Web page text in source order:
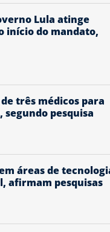
Lula atinge
início do mandato,
três médicos para
pesquisa
áreas de
afirmam pesquisas